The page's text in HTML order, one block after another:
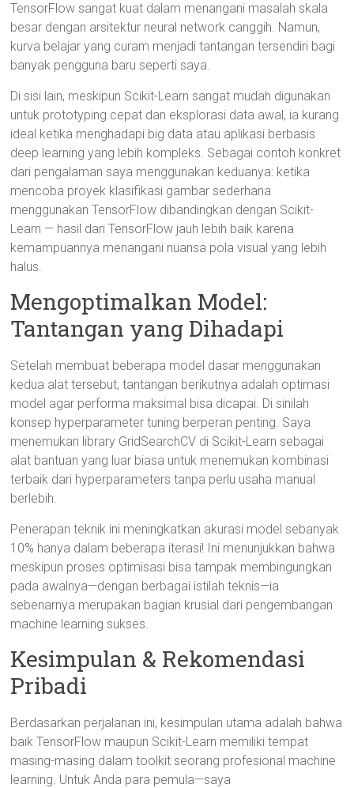
TensorFlow sangat kuat dalam menangani masalah skala
besar dengan arsitektur neural network canggih. Namun,
kurva belajar yang curam menjadi tantangan tersendiri bagi
banyak pengguna baru seperti saya.
Di sisi lain, meskipun Scikit-Learn sangat mudah digunakan
untuk prototyping cepat dan eksplorasi data awal, ia kurang
ideal ketika menghadapi big data atau aplikasi berbasis
deep learning yang lebih kompleks. Sebagai contoh konkret
dari pengalaman saya menggunakan keduanya: ketika
mencoba proyek klasifikasi gambar sederhana
menggunakan TensorFlow dibandingkan dengan Scikit-
Learn — hasil dari TensorFlow jauh lebih baik karena
kemampuannya menangani nuansa pola visual yang lebih
halus.
Mengoptimalkan Model:
Tantangan yang Dihadapi
Setelah membuat beberapa model dasar menggunakan
kedua alat tersebut, tantangan berikutnya adalah optimasi
model agar performa maksimal bisa dicapai. Di sinilah
konsep hyperparameter tuning berperan penting. Saya
menemukan library GridSearchCV di Scikit-Learn sebagai
alat bantuan yang luar biasa untuk menemukan kombinasi
terbaik dari hyperparameters tanpa perlu usaha manual
berlebih.
Penerapan teknik ini meningkatkan akurasi model sebanyak
10% hanya dalam beberapa iterasi! Ini menunjukkan bahwa
meskipun proses optimisasi bisa tampak membingungkan
pada awalnya—dengan berbagai istilah teknis—ia
sebenarnya merupakan bagian krusial dari pengembangan
machine learning sukses.
Kesimpulan & Rekomendasi
Pribadi
Berdasarkan perjalanan ini, kesimpulan utama adalah bahwa
baik TensorFlow maupun Scikit-Learn memiliki tempat
masing-masing dalam toolkit seorang profesional machine
learning. Untuk Anda para pemula—saya